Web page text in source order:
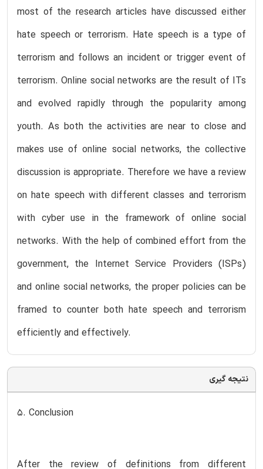
most of the research articles have discussed either
hate speech or terrorism. Hate speech is a type of
terrorism and follows an incident or trigger event of
terrorism. Online social networks are the result of ITs
and evolved rapidly through the popularity among
youth. As both the activities are near to close and
makes use of online social networks, the collective
discussion is appropriate. Therefore we have a review
on hate speech with different classes and terrorism
with cyber use in the framework of online social
networks. With the help of combined effort from the
government, the Internet Service Providers (ISPs)
and online social networks, the proper policies can be
framed to counter both hate speech and terrorism
efficiently and effectively.
نتیجه گیری
5. Conclusion
After the review of definitions from different